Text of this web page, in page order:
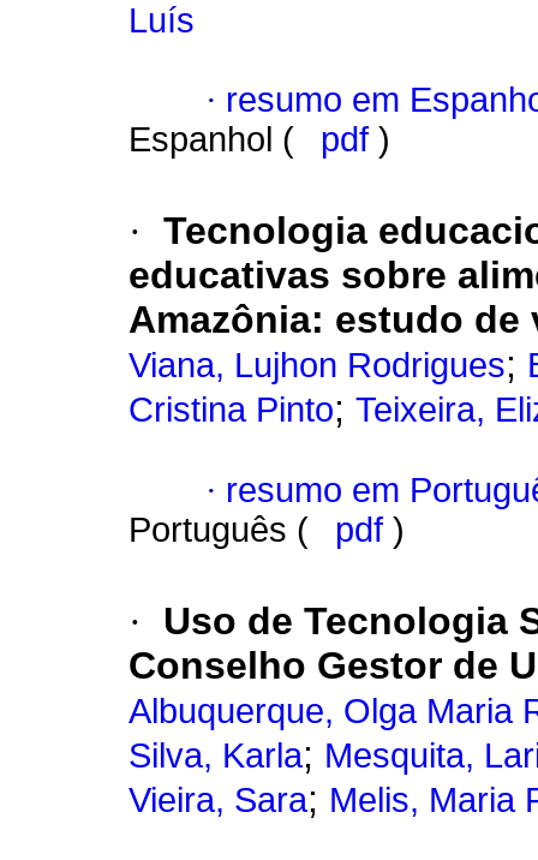
Luís
· resumo em
Espanhol (
pdf )
· Tecnologia
educativas sobre
Amazônia: estudo de
Viana, Lujhon Rodrigues;
Cristina Pinto; Teixeira,
· resumo em
Português (
pdf )
·
Uso de Tecnologia
Conselho Gestor de
Albuquerque, Olga Maria
Silva, Karla; Mesquita,
Vieira, Sara; Melis, Maria